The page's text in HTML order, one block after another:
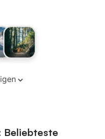
Beliebteste